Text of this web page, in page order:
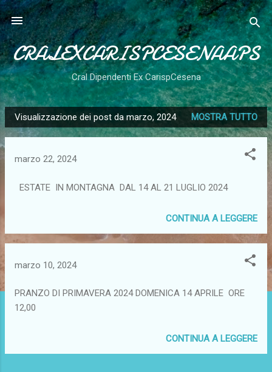
Passa ai contenuti principali
CRALEXCARISPCESENAAPS
Cral Dipendenti Ex CarispCesena
P
o
Visualizzazione dei post da marzo, 2024 MOSTRA TUTTO
marzo 22, 2024
ESTATE IN MONTAGNA DAL 14 AL 21 LUGLIO 2024
CONTINUA A LEGGERE
marzo 10, 2024
PRANZO DI PRIMAVERA 2024 DOMENICA 14 APRILE ORE
12,00
CONTINUA A LEGGERE